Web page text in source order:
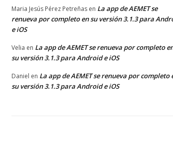
Maria Jesús Pérez Petreñas en La app de AEMET se
renueva por completo en su versión 3.1.3 para
e iOS
Velia en La app de AEMET se renueva por completo
su versión 3.1.3 para Android e iOS
Daniel en La app de AEMET se renueva por completo
su versión 3.1.3 para Android e iOS